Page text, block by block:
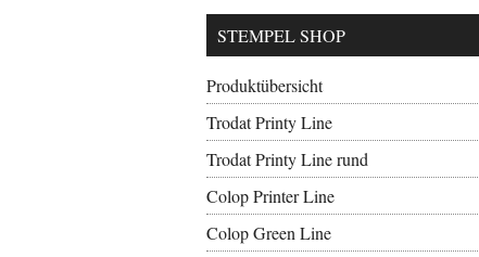
STEMPEL SHOP
Produktübersicht
Trodat Printy Line
Trodat Printy Line rund
Colop Printer Line
Colop Green Line